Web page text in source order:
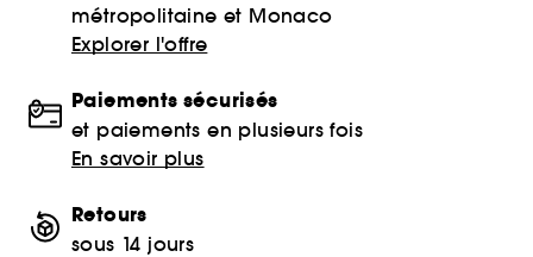
métropolitaine et Monaco
Explorer l'offre
Paiements sécurisés
et paiements en plusieurs fois
En savoir plus
Retours
sous 14 jours